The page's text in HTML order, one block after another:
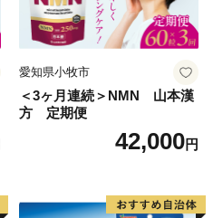
愛知県小牧市
＜3ヶ月連続＞NMN 山本漢
方 定期便
42,000円